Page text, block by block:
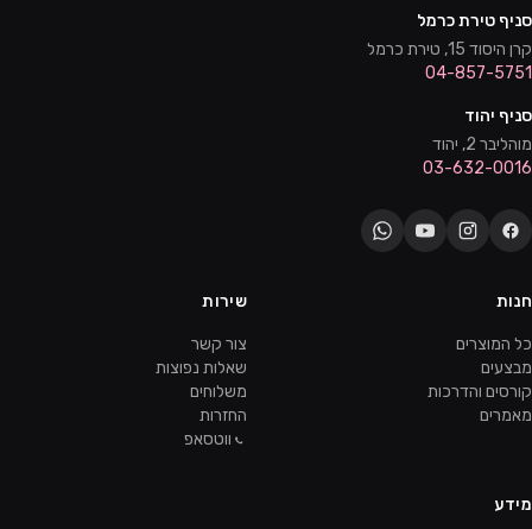
סניף טירת כרמל
קרן היסוד 15, טירת כרמל
04-857-5751
סניף יהוד
מוהליבר 2, יהוד
03-632-0016
חנות
כל המוצרים
מבצעים
קורסים והדרכות
מאמרים
שירות
צור קשר
שאלות נפוצות
משלוחים
החזרות
ווטסאפ
מידע